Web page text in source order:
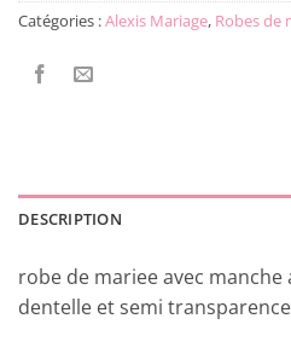
Catégories :Alexis Mariage, Robes de
DESCRIPTION
robe de mariee avec
dentelle et semi transparence